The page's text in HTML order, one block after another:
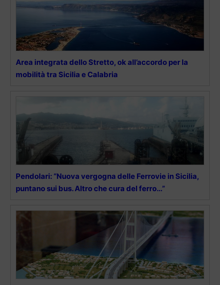
Area integrata dello Stretto, ok all’accordo per la
mobilità tra Sicilia e Calabria
Pendolari: “Nuova vergogna delle Ferrovie in Sicilia,
puntano sui bus. Altro che cura del ferro…”